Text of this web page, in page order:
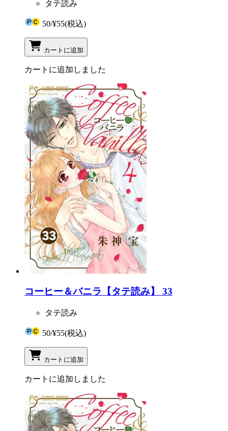
タテ読み
50/¥55(税込)
カートに追加
カートに追加しました
コーヒー＆バニラ【タテ読み】 33
タテ読み
50/¥55(税込)
カートに追加
カートに追加しました